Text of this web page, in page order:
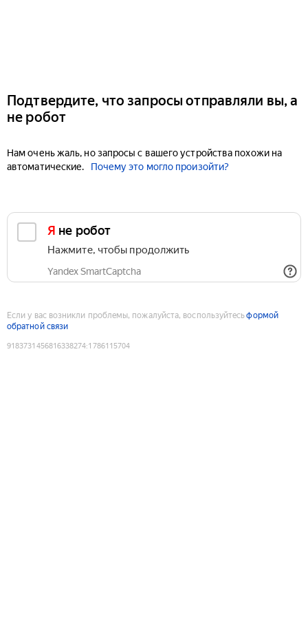
Подтвердите, что запросы отправляли вы, а
не робот
Нам очень жаль, но запросы с вашего устройства похожи на
автоматические.
Почему это могло произойти?
Я не робот
Нажмите, чтобы продолжить
Yandex SmartCaptcha
Если у вас возникли проблемы, пожалуйста, воспользуйтесьформой
обратной связи
9183731456816338274:1786115704